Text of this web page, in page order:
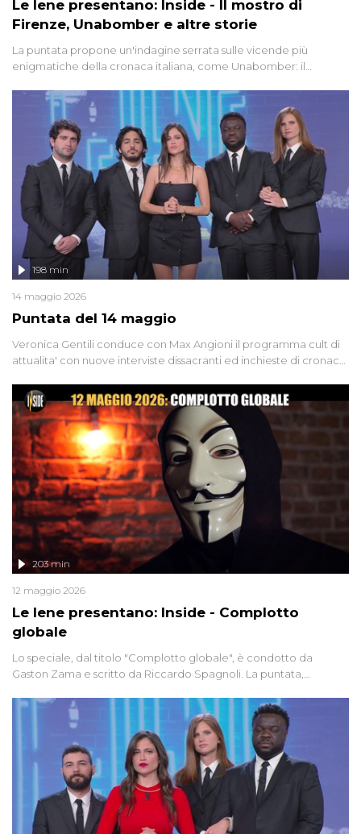
Le Iene presentano: Inside - Il mostro di
Firenze, Unabomber e altre storie
La puntata propone un'indagine serrata sulle vicende più
enigmatiche della cronaca italiana, come Unabomber: il
'90 e il 2000 che, inquietantemente, potrebbe essere ancora in
libertà. Lo speciale affronta inoltre le zone d'ombra sul Mostro di
Firenze, le cui responsabilità appaiono ancora oggi avvolte in un
groviglio di dubbi mai chiariti. Nel corso dello speciale anche
l'intervista inedita a Olindo Romano, realizzata ne...
Puntata del 14 maggio
198 min
14 maggio 2026
Veronica Gentili conduce con Max Angioni il programma cult di
attualita' con nuove interviste dissacranti ed inchieste di cronaca
Le Iene presentano: Inside - Complotto
globale
203 min
12 maggio 2026
Lo speciale, dal titolo "Complotto globale", è condotto da
Gaston Zama e scritto da Riccardo Spagnoli. La puntata,
racconta l'universo delle narrazioni alternative, dei sospetti
globali e del complottismo che negli ultimi anni hanno invaso
social network, talk show, piazze digitali e immaginario collettivo.